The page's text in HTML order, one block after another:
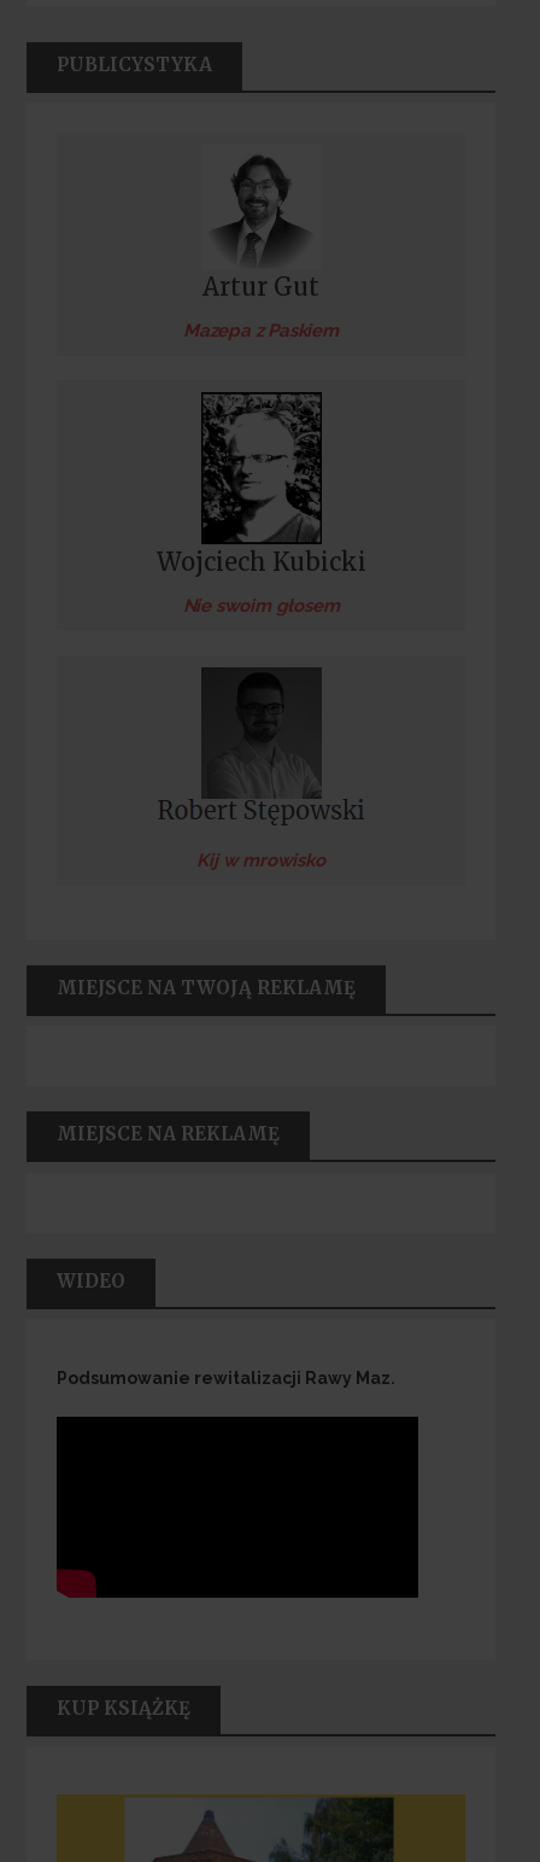
PUBLICYSTYKA
Artur Gut
Mazepa z Paskiem
Wojciech Kubicki
Nie swoim głosem
Kij w mrowisko
MIEJSCE NA TWOJĄ REKLAMĘ
MIEJSCE NA REKLAMĘ
WIDEO
Podsumowanie rewitalizacji Rawy Maz.
KUP KSIĄŻKĘ